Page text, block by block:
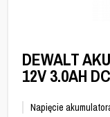
DEWALT
12V 3.0AH
Napięcie